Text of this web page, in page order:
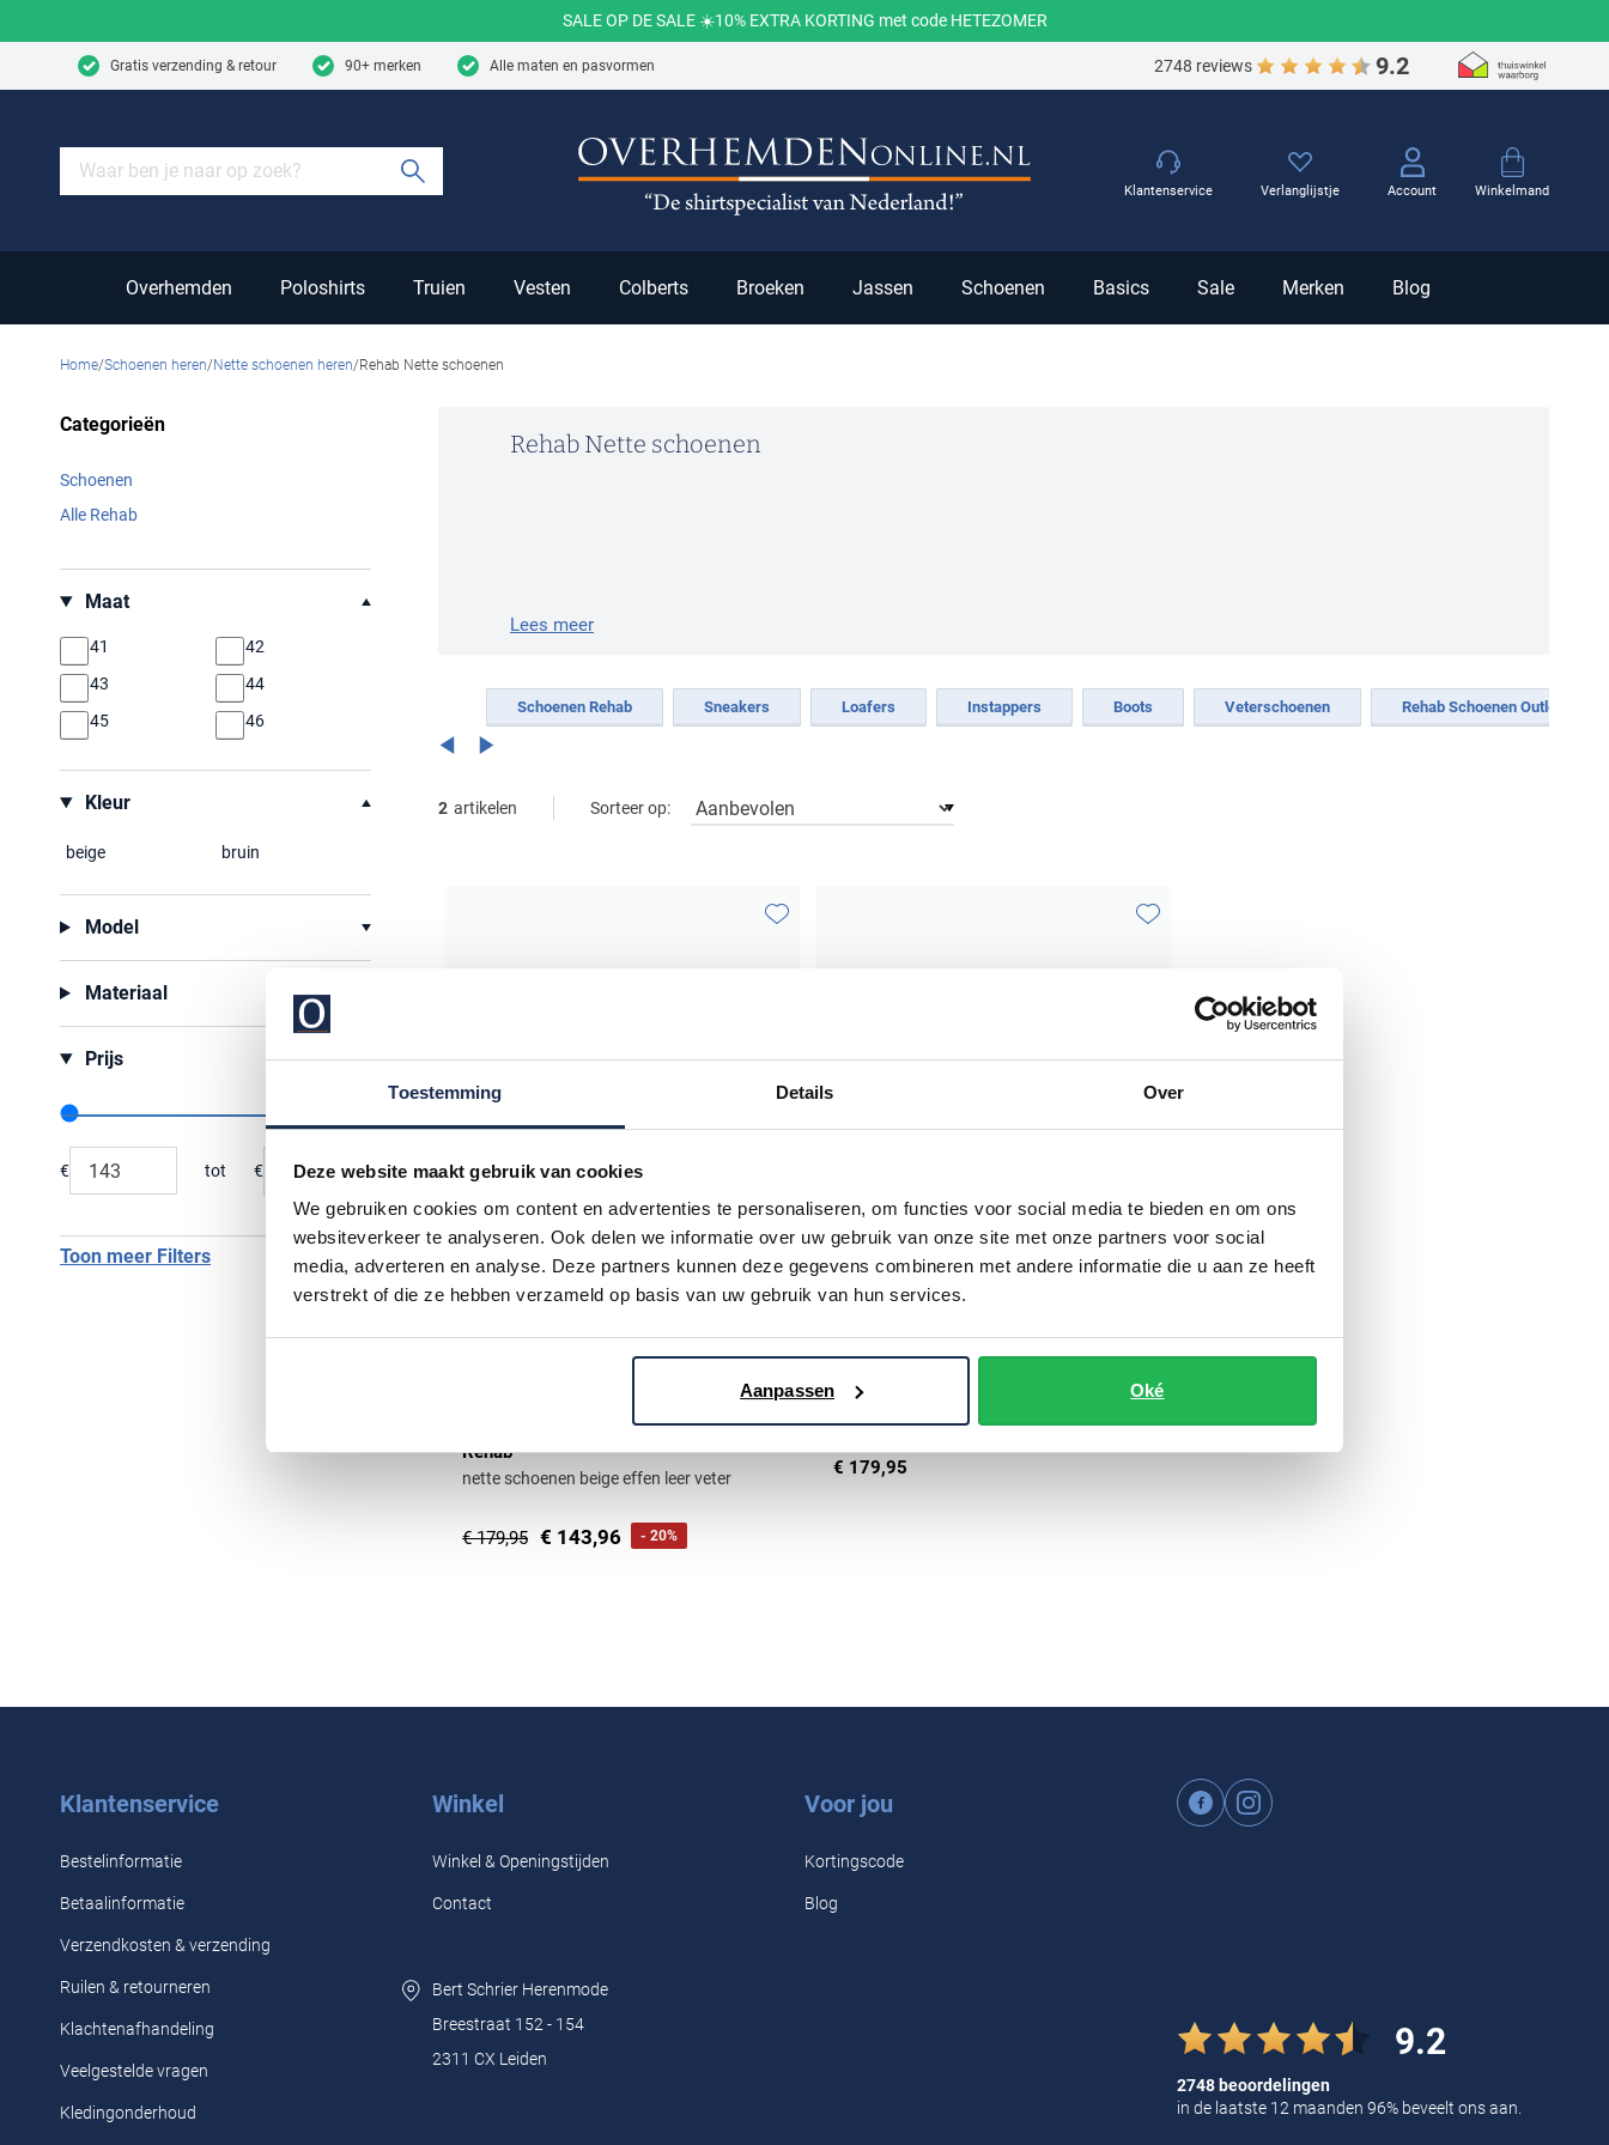
Toestemming Details Over
Deze website maakt gebruik van cookies
We gebruiken cookies om content en advertenties te personaliseren, om functies voor social media te bieden en om ons
websiteverkeer te analyseren. Ook delen we informatie over uw gebruik van onze site met onze partners voor social
media, adverteren en analyse. Deze partners kunnen deze gegevens combineren met andere informatie die u aan ze heeft
verstrekt of die ze hebben verzameld op basis van uw gebruik van hun services.
Aanpassen Oké
SALE OP DE SALE ☀️10% EXTRA KORTING met code HETEZOMER
Gratis verzending & retour 90+ merken Alle maten en pasvormen 2748 reviews 9.2
Winkelmand
Overhemden Poloshirts Truien Vesten Colberts Broeken Jassen Schoenen Basics Sale Merken Blog
Klantenservice Verlanglijstje Account
Home Schoenen heren Nette schoenen heren Rehab Nette schoenen
Rehab Nette schoenen
Lees meer
Schoenen Rehab Sneakers Loafers Instappers Boots Veterschoenen Rehab Schoenen Outlet
Categorieën
Schoenen
Alle Rehab
Maat
41
42
43
44
45
46
Kleur
beige bruin
Model
Materiaal
Prijs
Range slider min value
Range slider max value
€
tot
€
Toon meer Filters
2 artikelen Sorteer op:
Rehab
nette schoenen beige effen leer veter
€ 179,95 € 143,96 - 20%
Rehab
€ 179,95
Klantenservice
Bestelinformatie
Betaalinformatie
Verzendkosten & verzending
Ruilen & retourneren
Klachtenafhandeling
Veelgestelde vragen
Kledingonderhoud
Winkel
Winkel & Openingstijden
Contact
Bert Schrier Herenmode
Breestraat 152 - 154
2311 CX Leiden
Voor jou
Kortingscode
Blog
9.2
2748 beoordelingen
in de laatste 12 maanden 96% beveelt ons aan.